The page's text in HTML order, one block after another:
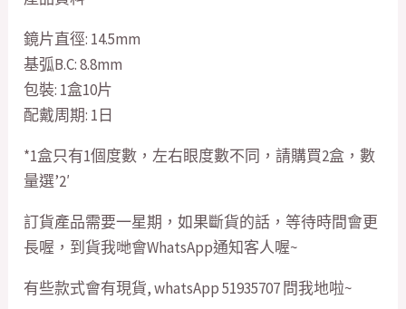
鏡片直徑: 14.5mm
基弧B.C: 8.8mm
包裝: 1盒10片
配戴周期: 1日
*1盒只有1個度數，左右眼度數不同，請購買2盒，數
量選’2′
訂貨產品需要一星期，如果斷貨的話，等待時間會更
長喔，到貨我哋會WhatsApp通知客人喔~
有些款式會有現貨, whatsApp 51935707 問我地啦~
球
紫
quantity